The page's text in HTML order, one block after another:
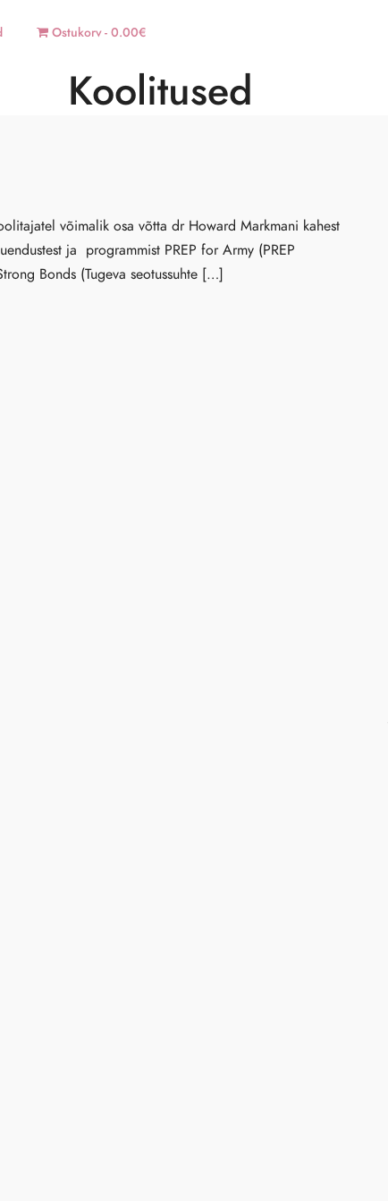
Ostukorv 0.00€
Koolitused
võimalik osa võtta dr Howard Markmani kahest
ja programmist PREP for Army (PREP
Bonds (Tugeva seotussuhte […]